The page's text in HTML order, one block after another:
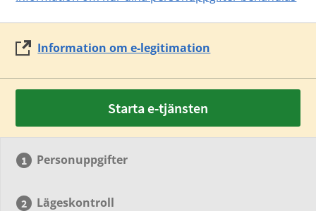
Information om e-legitimation
Starta e-tjänsten
Personuppgifter
Lägeskontroll